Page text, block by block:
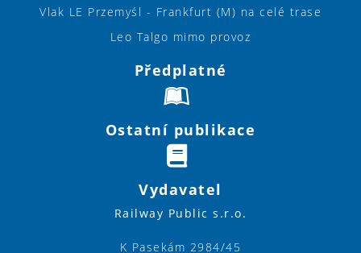
Vlak LE Przemyśl - Frankfurt (M) na celé trase
Leo Talgo mimo provoz
Předplatné
Ostatní publikace
Vydavatel
Railway Public s.r.o.
K Pasekám 2984/45